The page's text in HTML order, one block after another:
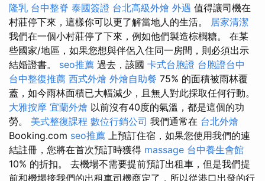
隆乳 台中整脊 泰國簽證 台北高級外燴 外遇 值得讓司機在
村莊停下來，這樣你可以更了解當地人的生活。 居家清潔
我們在一個小村莊停了下來，例如他們製造棕櫚糖。 在某
些國家/地區，如果您想與伴侶入住同一房間，則必須出示
結婚證書。 seo推薦 過去，該國 卡式台胞證 台胞證台中
台中整復推薦 西式外燴 外燴自助餐 75% 的面積被雨林覆
蓋，如今雨林面積已大幅減少，且無人對此採取任何行動。
大雅按摩 宜蘭外燴 以前沒有40度的氣溫，都是這個的功
勞。 美式整復課程 數位行銷公司 我們通常在 台北外燴
Booking.com seo推薦 上預訂住宿，如果您使用我們的連
結註冊，您將在首次預訂時獲得 massage 台中養生會館
10% 的折扣。 去機場不需要提前預訂出租車，但是我們提
前和機場接我們的出租車司機商定了，所以從港口出發的行